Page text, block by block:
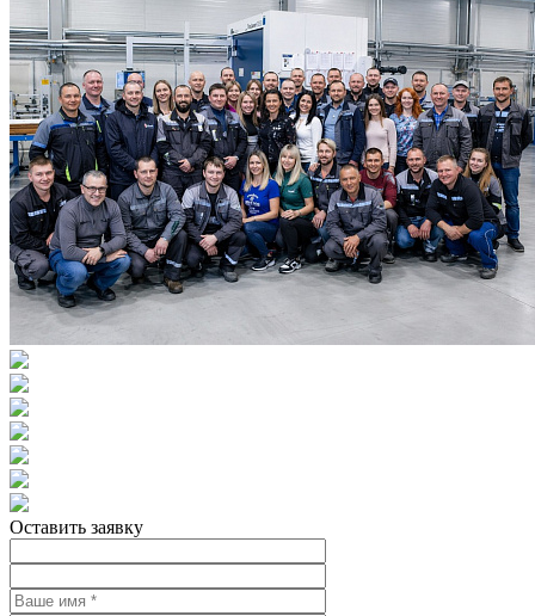
Оставить заявку